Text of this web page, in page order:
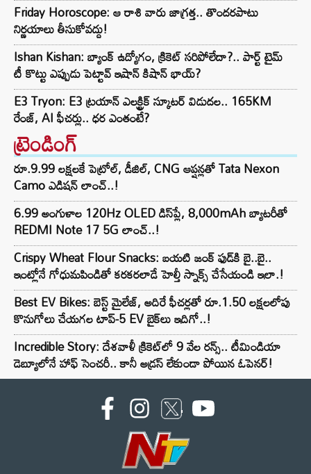
Friday Horoscope: ఆ రాశి వారు జాగ్రత్త.. తొందరపాటు
నిర్ణయాలు తీసుకోవద్దు!
Ishan Kishan: బ్యాంక్ ఉద్యోగం, క్రికెట్ సరిపోలేదా?.. పార్ట్ టైమ్
టీ కొట్టు ఎప్పుడు పెట్టావ్ ఇషాన్ కిషాన్ భాయ్‌?
E3 Tryon: E3 ట్రయాన్ ఎలక్ట్రిక్ స్కూటర్ విడుదల.. 165KM
రేంజ్, AI ఫీచర్లు.. ధర ఎంతంటే?
ట్రెండింగ్‌
రూ.9.99 లక్షలకే పెట్రోల్, డీజిల్, CNG ఆప్షన్లతో Tata Nexon
Camo ఎడిషన్ లాంచ్..!
6.99 అంగుళాల 120Hz OLED డిస్‌ప్లే, 8,000mAh బ్యాటరీతో
REDMI Note 17 5G లాంచ్..!
Crispy Wheat Flour Snacks: బయటి జంక్ ఫుడ్‌కి బై..బై..
ఇంట్లోనే గోధుమపిండితో కరకరలాడే హెల్తీ స్నాక్స్ చేసేయండి ఇలా.!
Best EV Bikes: బెస్ట్ మైలేజ్, అదిరే ఫీచర్లతో రూ.1.50 లక్షలలోపు
కొనుగోలు చేయగల టాప్-5 EV బైక్‌లు ఇదిగో..!
Incredible Story: దేశవాళీ క్రికెట్‌లో 9 వేల రన్స్.. టీమిండియా
డెబ్యూలోనే హాఫ్ సెంచరీ.. కానీ అడ్రస్ లేకుండా పోయిన ఓపెనర్!